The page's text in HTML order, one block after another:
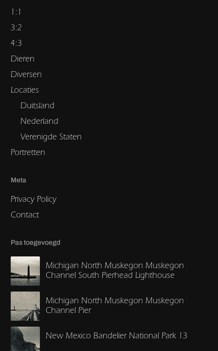
1:1
3:2
4:3
Dieren
Diversen
Locaties
Duitsland
Nederland
Verenigde Staten
Portretten
Meta
Privacy Policy
Contact
Pas toegevoegd
Michigan North Muskegon Muskegon
Channel South Pierhead Lighthouse
Michigan North Muskegon Muskegon
Channel Pier
New Mexico Bandelier National Park 13